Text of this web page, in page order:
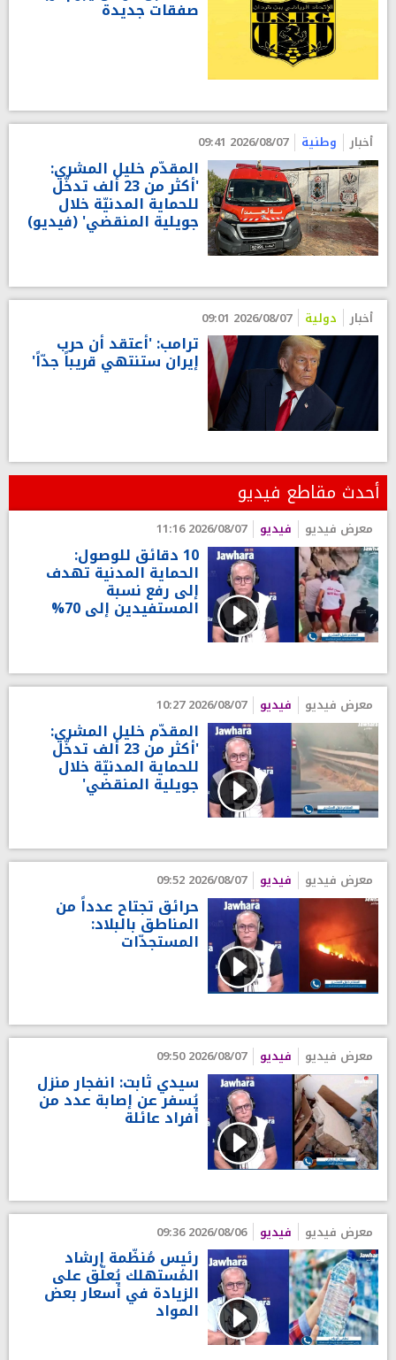
صفقات جديدة
أخبار وطنية 2026/08/07 09:41
المقدّم خليل المشري:
'أكثر من 23 ألف تدخّل
للحماية المدنيّة خلال
جويلية المنقضي' (فيديو)
أخبار دولية 2026/08/07 09:01
ترامب: 'أعتقد أن حرب
إيران ستنتهي قريباً جدّاً'
أحدث مقاطع فيديو
معرض فيديو فيديو 2026/08/07 11:16
10 دقائق للوصول:
الحماية المدنية تهدف
إلى رفع نسبة
المستفيدين إلى 70%
معرض فيديو فيديو 2026/08/07 10:27
المقدّم خليل المشري:
'أكثر من 23 ألف تدخّل
للحماية المدنيّة خلال
جويلية المنقضي'
معرض فيديو فيديو 2026/08/07 09:52
حرائق تجتاح عدداً من
المناطق بالبلاد:
المستجدّات
معرض فيديو فيديو 2026/08/07 09:50
سيدي ثابت: انفجار منزل
يُسفر عن إصابة عدد من
أفراد عائلة
معرض فيديو فيديو 2026/08/06 09:36
رئيس مُنظّمة إرشاد
المُستهلك يُعلّق على
الزيادة في أسعار بعض
المواد